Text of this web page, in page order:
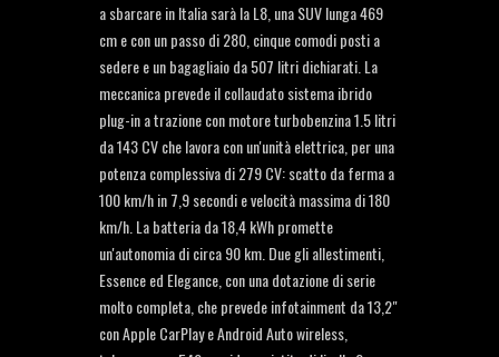
a sbarcare in Italia sarà la L8, una SUV lunga 469
cm e con un passo di 280, cinque comodi posti a
sedere e un bagagliaio da 507 litri dichiarati. La
meccanica prevede il collaudato sistema ibrido
plug-in a trazione con motore turbobenzina 1.5 litri
da 143 CV che lavora con un'unità elettrica, per una
potenza complessiva di 279 CV: scatto da ferma a
100 km/h in 7,9 secondi e velocità massima di 180
km/h. La batteria da 18,4 kWh promette
un'autonomia di circa 90 km. Due gli allestimenti,
Essence ed Elegance, con una dotazione di serie
molto completa, che prevede infotainment da 13,2"
con Apple CarPlay e Android Auto wireless,